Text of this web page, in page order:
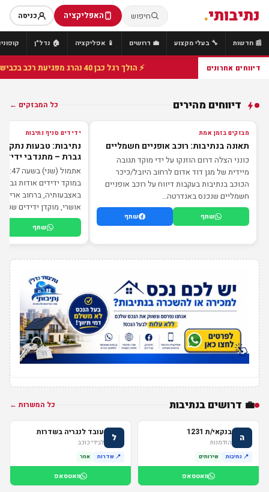
נתיבותי. חיפוש האפליקציה כניסה
📰 חדשות 🔧 בעלי מקצוע 💼 דרושים 📱 אפליקציה 🏠 נדל"ן
דיווחים אחרונים ⚡ הולך רגל כבן 40 נהרג מפגיעת רכב בכביש 25 סמוך לצומת הנשיא, מתנדבי זק"א פועלו בזירה
דיווחים מהירים כל המבזקים ←
מבזק
מבזקים בזמן אמת
תאונה בנתיבות: רוכב אופניים חשמליים
כונני הצלה דרום הוזנקו על ידי מוקד תגובה
מיידית של מגן דוד אדום לרחוב היובל/כיכר
הכוכב בנתיבות בעקבות דיווח על רוכב אופניים
חשמליים שנכנס באנדרטה...
שתף שתף
מבזק
ידידים סניף נתיבות
נתיבות: טבעות
גברת – מתנדבי
במוקד ידידים אודות
באצבעותיה, ברחוב אריאל
אושרי, מוקדן ידידים
שתף
💼 דרושים בנתיבות כל המשרות ←
ה בנקאי/ת 1231
הזדמנות
📍 נתיבות שירותים
וואטסאפ
ל עובד לנגריה בשדרות
לבידי כוכב
📍 שדרות אחר
וואטסאפ